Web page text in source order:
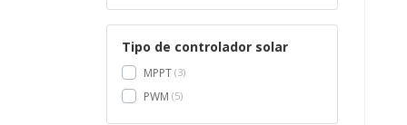
Tipo de controlador solar
MPPT 3
PWM 5